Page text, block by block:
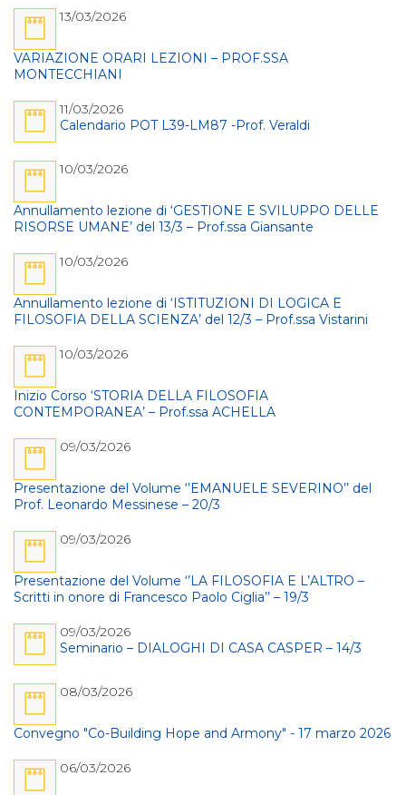
13/03/2026
VARIAZIONE ORARI LEZIONI – PROF.SSA
MONTECCHIANI
11/03/2026
Calendario POT L39-LM87 -Prof. Veraldi
10/03/2026
Annullamento lezione di ‘GESTIONE E SVILUPPO DELLE
RISORSE UMANE’ del 13/3 – Prof.ssa Giansante
10/03/2026
Annullamento lezione di ‘ISTITUZIONI DI LOGICA E
FILOSOFIA DELLA SCIENZA’ del 12/3 – Prof.ssa Vistarini
10/03/2026
Inizio Corso ‘STORIA DELLA FILOSOFIA
CONTEMPORANEA’ – Prof.ssa ACHELLA
09/03/2026
Presentazione del Volume ‘’EMANUELE SEVERINO’’ del
Prof. Leonardo Messinese – 20/3
09/03/2026
Presentazione del Volume ‘’LA FILOSOFIA E L’ALTRO –
Scritti in onore di Francesco Paolo Ciglia’’ – 19/3
09/03/2026
Seminario – DIALOGHI DI CASA CASPER – 14/3
08/03/2026
Convegno "Co-Building Hope and Armony" - 17 marzo 2026
06/03/2026